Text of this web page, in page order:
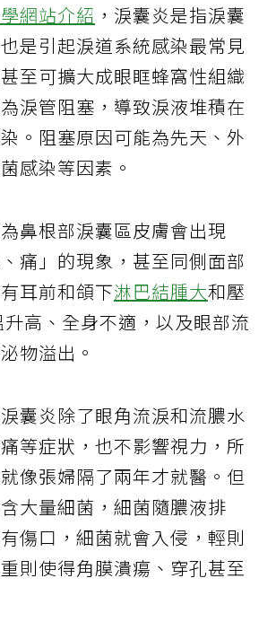
網站介紹 ，淚囊炎是指淚囊
是引起淚道系統感染最常見
至可擴大成眼眶蜂窩性組織
淚管阻塞，導致淚液堆積在
。阻塞原因可能為先天、外
感染等因素。
鼻根部淚囊區皮膚會出現
、痛」的現象，甚至同側面部
耳前和頜下淋巴結腫大和壓
高、全身不適，以及眼部流
物溢出。
囊炎除了眼角流淚和流膿水
等症狀，也不影響視力，所
像張婦隔了兩年才就醫。但
大量細菌，細菌隨膿液排
傷口，細菌就會入侵，輕則
則使得角膜潰瘍、穿孔甚至